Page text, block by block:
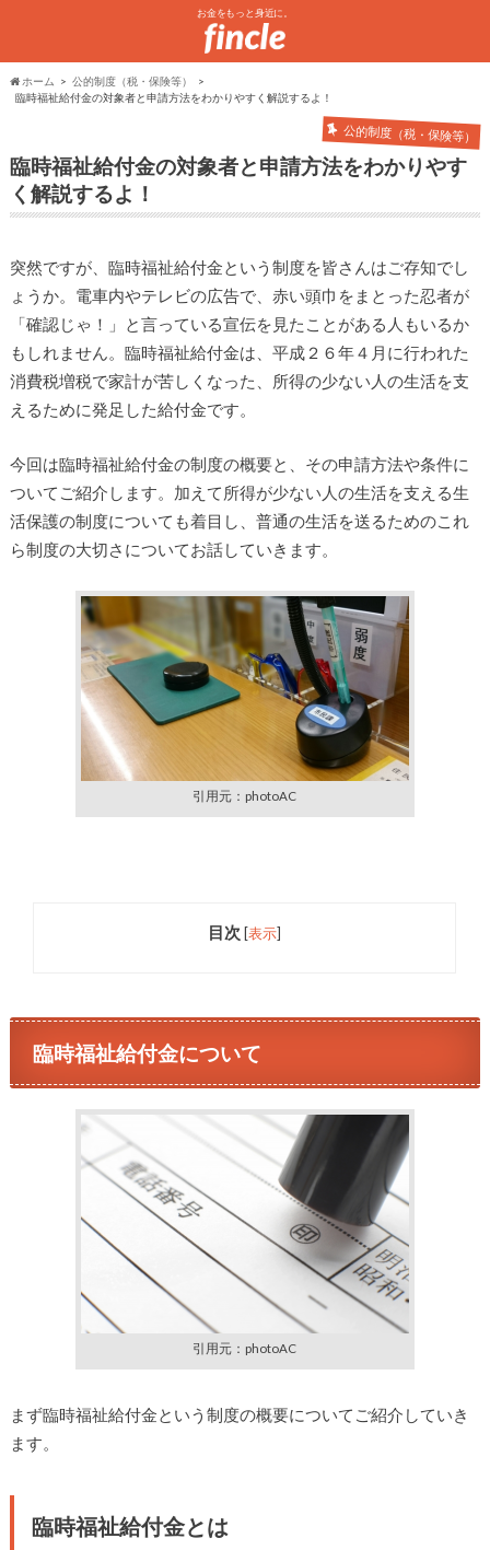
お金をもっと身近に。
ホーム
公的制度（税・保険等）
臨時福祉給付金の対象者と申請方法をわかりやすく解説するよ！
公的制度（税・保険等）
臨時福祉給付金の対象者と申請方法をわかりやす
く解説するよ！
突然ですが、臨時福祉給付金という制度を皆さんはご存知でし
ょうか。電車内やテレビの広告で、赤い頭巾をまとった忍者が
「確認じゃ！」と言っている宣伝を見たことがある人もいるか
もしれません。臨時福祉給付金は、平成２６年４月に行われた
消費税増税で家計が苦しくなった、所得の少ない人の生活を支
えるために発足した給付金です。
今回は臨時福祉給付金の制度の概要と、その申請方法や条件に
ついてご紹介します。加えて所得が少ない人の生活を支える生
活保護の制度についても着目し、普通の生活を送るためのこれ
ら制度の大切さについてお話していきます。
引用元：photoAC
目次 [表示]
臨時福祉給付金について
引用元：photoAC
まず臨時福祉給付金という制度の概要についてご紹介していき
ます。
臨時福祉給付金とは